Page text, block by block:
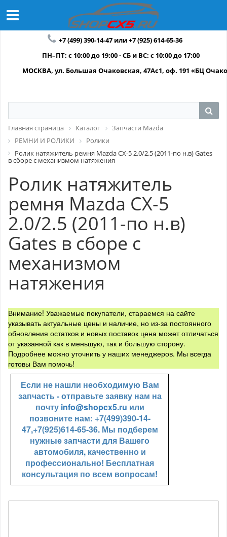
+7 (499) 390-14-47 или +7 (925) 614-65-36
ПН–ПТ: с 10:00 до 19:00 · СБ и ВС: с 10:00 до 17:00
МОСКВА, ул. Большая Очаковская, 47Ас1, оф. 191 «БЦ
Главная страница Каталог
Запчасти Mazda
РЕМНИ И РОЛИКИ
Ролики
Ролик натяжитель ремня Mazda CX-5 2.0/2.5 (2011-по н.в) Gates
в сборе с механизмом натяжения
Ролик натяжитель
ремня Mazda CX-5
2.0/2.5 (2011-по н.в)
Gates в сборе с
механизмом
натяжения
Внимание! Уважаемые покупатели, стараемся на сайте
указывать актуальные цены и наличие, но из-за постоянного
обновления остатков и новых поставок цена может отличаться
от указанной как в меньшую, так и большую сторону.
Подробнее можно уточнить у наших менеджеров. Мы всегда
готовы Вам помочь!
Если не нашли необходимую Вам
запчасть - отправьте заявку нам на
почту info@shopcx5.ru или
позвоните нам: +7(499)390-14-
47,+7(925)614-65-36. Мы подберем
нужные запчасти для Вашего
автомобиля, качественно и
профессионально! Бесплатная
консультация по всем вопросам!